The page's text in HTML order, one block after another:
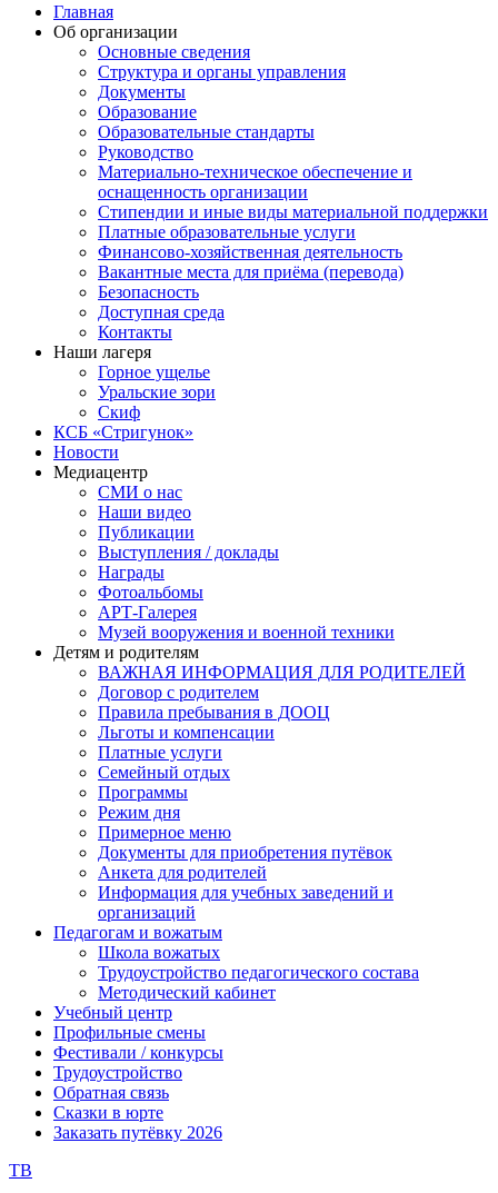
Главная
Об организации
Основные сведения
Структура и органы управления
Документы
Образование
Образовательные стандарты
Руководство
Материально-техническое обеспечение и
оснащенность организации
Стипендии и иные виды материальной поддержки
Платные образовательные услуги
Финансово-хозяйственная деятельность
Вакантные места для приёма (перевода)
Безопасность
Доступная среда
Контакты
Наши лагеря
Горное ущелье
Уральские зори
Скиф
КСБ «Стригунок»
Новости
Медиацентр
СМИ о нас
Наши видео
Публикации
Выступления / доклады
Награды
Фотоальбомы
АРТ-Галерея
Музей вооружения и военной техники
Детям и родителям
ВАЖНАЯ ИНФОРМАЦИЯ ДЛЯ РОДИТЕЛЕЙ
Договор с родителем
Правила пребывания в ДООЦ
Льготы и компенсации
Платные услуги
Семейный отдых
Программы
Режим дня
Примерное меню
Документы для приобретения путёвок
Анкета для родителей
Информация для учебных заведений и
организаций
Педагогам и вожатым
Школа вожатых
Трудоустройство педагогического состава
Методический кабинет
Учебный центр
Профильные смены
Фестивали / конкурсы
Трудоустройство
Обратная связь
Сказки в юрте
Заказать путёвку 2026
ТВ